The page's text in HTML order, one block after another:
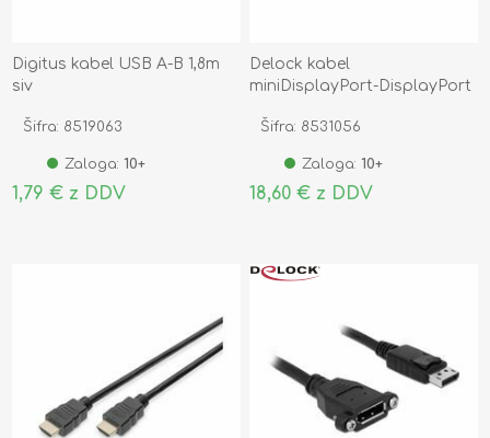
Digitus kabel USB A-B 1,8m
siv
Šifra: 8519063
Zaloga: 10+
1,79 € z DDV
Delock kabel
miniDisplayPort-DisplayPort
Šifra: 8531056
Zaloga: 10+
18,60 € z DDV